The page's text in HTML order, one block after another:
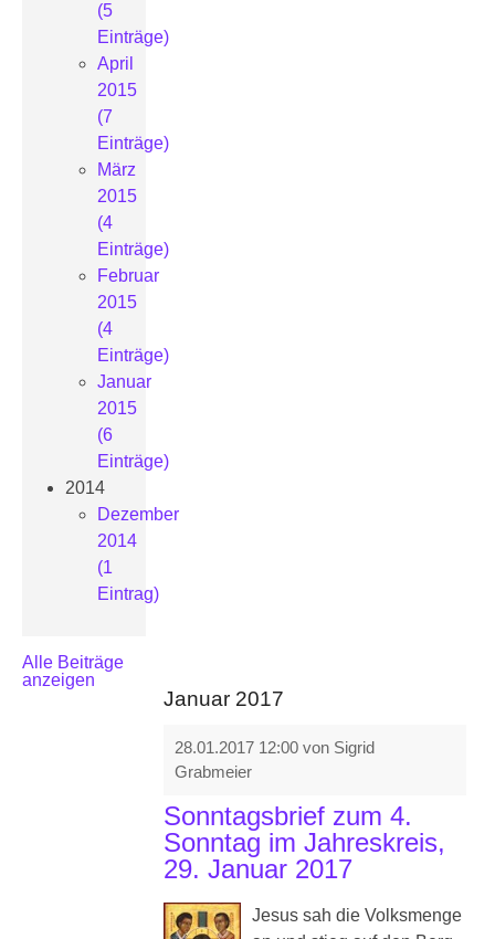
(5
Einträge)
April
2015
(7
Einträge)
März
2015
(4
Einträge)
Februar
2015
(4
Einträge)
Januar
2015
(6
Einträge)
2014
Dezember
2014
(1
Eintrag)
Alle Beiträge
anzeigen
Januar 2017
28.01.2017 12:00 von Sigrid
Grabmeier
Sonntagsbrief zum 4.
Sonntag im Jahreskreis,
29. Januar 2017
Jesus sah die Volksmenge